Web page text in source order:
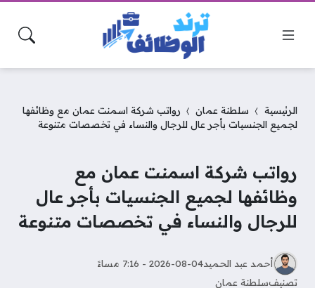
الرئيسية سلطنة عمان
رواتب شركة اسمنت عمان مع وظائفها
لجميع الجنسيات بأجر عال للرجال والنساء في تخصصات متنوعة
رواتب شركة اسمنت عمان مع
وظائفها لجميع الجنسيات بأجر عال
للرجال والنساء في تخصصات متنوعة
أحمد عبد الحميد2026-08-04 - 7:16 مساءً
تصنيفسلطنة عمان